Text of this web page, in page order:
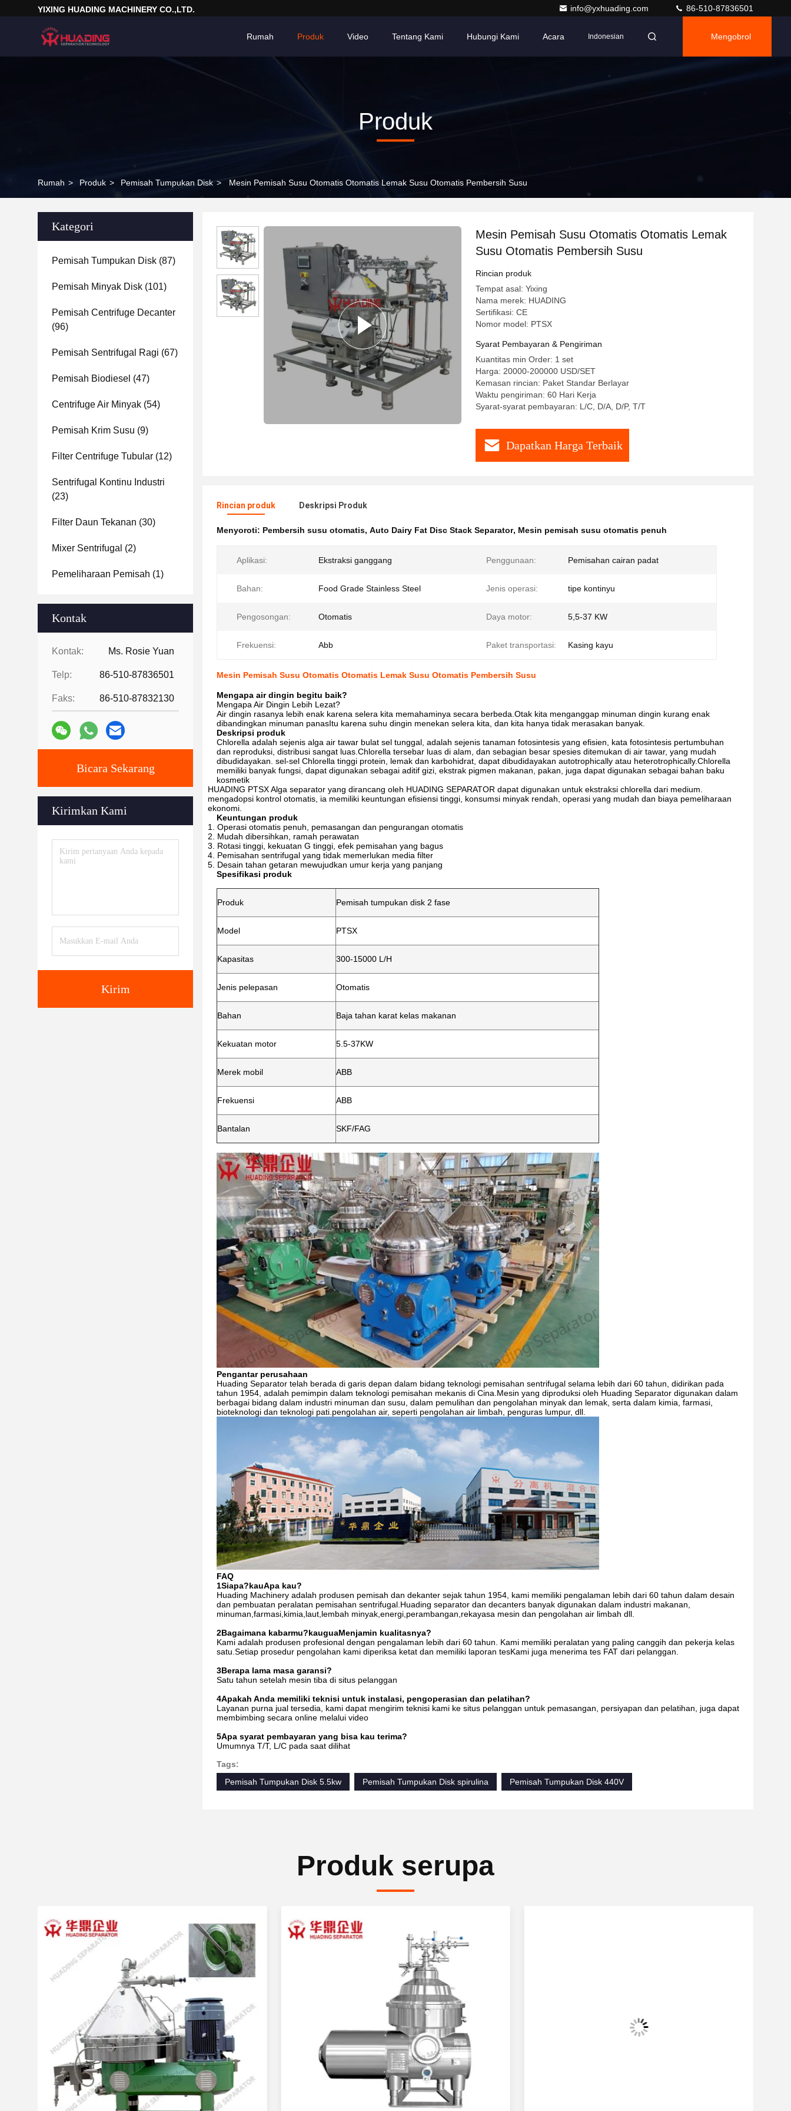
YIXING HUADING MACHINERY CO.,LTD. info@yxhuading.com 86-510-87836501
Rumah Produk Video Tentang Kami Hubungi Kami Acara Indonesian Mengobrol
Produk
Rumah > Produk > Pemisah Tumpukan Disk > Mesin Pemisah Susu Otomatis Otomatis Lemak Susu Otomatis Pembersih Susu
Kategori
Pemisah Tumpukan Disk (87)
Pemisah Minyak Disk (101)
Pemisah Centrifuge Decanter
(96)
Pemisah Sentrifugal Ragi (67)
Pemisah Biodiesel (47)
Centrifuge Air Minyak (54)
Pemisah Krim Susu (9)
Filter Centrifuge Tubular (12)
Sentrifugal Kontinu Industri
(23)
Filter Daun Tekanan (30)
Mixer Sentrifugal (2)
Pemeliharaan Pemisah (1)
Kontak
Kontak: Ms. Rosie Yuan
Telp: 86-510-87836501
Faks: 86-510-87832130
Bicara Sekarang
Kirimkan Kami
Kirim
Mesin Pemisah Susu Otomatis Otomatis Lemak
Susu Otomatis Pembersih Susu
Rincian produk
Tempat asal: Yixing
Nama merek: HUADING
Sertifikasi: CE
Nomor model: PTSX
Syarat Pembayaran & Pengiriman
Kuantitas min Order: 1 set
Harga: 20000-200000 USD/SET
Kemasan rincian: Paket Standar Berlayar
Waktu pengiriman: 60 Hari Kerja
Syarat-syarat pembayaran: L/C, D/A, D/P, T/T
Dapatkan Harga Terbaik
Rincian produk Deskripsi Produk
Menyoroti: Pembersih susu otomatis, Auto Dairy Fat Disc Stack Separator, Mesin pemisah susu otomatis penuh
Aplikasi: Ekstraksi ganggang Penggunaan: Pemisahan cairan padat
Bahan: Food Grade Stainless Steel Jenis operasi: tipe kontinyu
Pengosongan: Otomatis Daya motor: 5,5-37 KW
Frekuensi: Abb Paket transportasi: Kasing kayu
Mesin Pemisah Susu Otomatis Otomatis Lemak Susu Otomatis Pembersih Susu
Mengapa air dingin begitu baik?
Mengapa Air Dingin Lebih Lezat?
Air dingin rasanya lebih enak karena selera kita memahaminya secara berbeda.Otak kita menganggap minuman dingin kurang enak
dibandingkan minuman panasItu karena suhu dingin menekan selera kita, dan kita hanya tidak merasakan banyak.
Deskripsi produk
Chlorella adalah sejenis alga air tawar bulat sel tunggal, adalah sejenis tanaman fotosintesis yang efisien, kata fotosintesis pertumbuhan
dan reproduksi, distribusi sangat luas.Chlorella tersebar luas di alam, dan sebagian besar spesies ditemukan di air tawar, yang mudah
dibudidayakan. sel-sel Chlorella tinggi protein, lemak dan karbohidrat, dapat dibudidayakan autotrophically atau heterotrophically.Chlorella
memiliki banyak fungsi, dapat digunakan sebagai aditif gizi, ekstrak pigmen makanan, pakan, juga dapat digunakan sebagai bahan baku
kosmetik
HUADING PTSX Alga separator yang dirancang oleh HUADING SEPARATOR dapat digunakan untuk ekstraksi chlorella dari medium.
mengadopsi kontrol otomatis, ia memiliki keuntungan efisiensi tinggi, konsumsi minyak rendah, operasi yang mudah dan biaya pemeliharaan
ekonomi.
Keuntungan produk
Operasi otomatis penuh, pemasangan dan pengurangan otomatis
Mudah dibersihkan, ramah perawatan
Rotasi tinggi, kekuatan G tinggi, efek pemisahan yang bagus
Pemisahan sentrifugal yang tidak memerlukan media filter
Desain tahan getaran mewujudkan umur kerja yang panjang
Spesifikasi produk
Produk Pemisah tumpukan disk 2 fase
Model PTSX
Kapasitas 300-15000 L/H
Jenis pelepasan Otomatis
Bahan Baja tahan karat kelas makanan
Kekuatan motor 5.5-37KW
Merek mobil ABB
Frekuensi ABB
Bantalan SKF/FAG
Pengantar perusahaan
Huading Separator telah berada di garis depan dalam bidang teknologi pemisahan sentrifugal selama lebih dari 60 tahun, didirikan pada
tahun 1954, adalah pemimpin dalam teknologi pemisahan mekanis di Cina.Mesin yang diproduksi oleh Huading Separator digunakan dalam
berbagai bidang dalam industri minuman dan susu, dalam pemulihan dan pengolahan minyak dan lemak, serta dalam kimia, farmasi,
bioteknologi dan teknologi pati.pengolahan air, seperti pengolahan air limbah, penguras lumpur, dll.
FAQ
1Siapa?kauApa kau?
Huading Machinery adalah produsen pemisah dan dekanter sejak tahun 1954, kami memiliki pengalaman lebih dari 60 tahun dalam desain
dan pembuatan peralatan pemisahan sentrifugal.Huading separator dan decanters banyak digunakan dalam industri makanan,
minuman,farmasi,kimia,laut,lembah minyak,energi,perambangan,rekayasa mesin dan pengolahan air limbah dll.
2Bagaimana kabarmu?kauguaMenjamin kualitasnya?
Kami adalah produsen profesional dengan pengalaman lebih dari 60 tahun. Kami memiliki peralatan yang paling canggih dan pekerja kelas
satu.Setiap prosedur pengolahan kami diperiksa ketat dan memiliki laporan tesKami juga menerima tes FAT dari pelanggan.
3Berapa lama masa garansi?
Satu tahun setelah mesin tiba di situs pelanggan
4Apakah Anda memiliki teknisi untuk instalasi, pengoperasian dan pelatihan?
Layanan purna jual tersedia, kami dapat mengirim teknisi kami ke situs pelanggan untuk pemasangan, persiyapan dan pelatihan, juga dapat
membimbing secara online melalui video
5Apa syarat pembayaran yang bisa kau terima?
Umumnya T/T, L/C pada saat dilihat
Tags:
Pemisah Tumpukan Disk 5.5kw
Pemisah Tumpukan Disk spirulina Pemisah Tumpukan Disk 440V
Produk serupa